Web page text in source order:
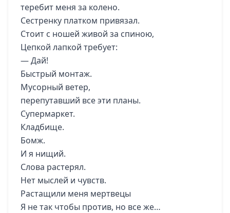
теребит меня за колено.
Сестренку платком привязал.
Стоит с ношей живой за спиною,
Цепкой лапкой требует:
— Дай!
Быстрый монтаж.
Мусорный ветер,
перепутавший все эти планы.
Супермаркет.
Кладбище.
Бомж.
И я нищий.
Слова растерял.
Нет мыслей и чувств.
Растащили меня мертвецы
Я не так чтобы против, но все же…